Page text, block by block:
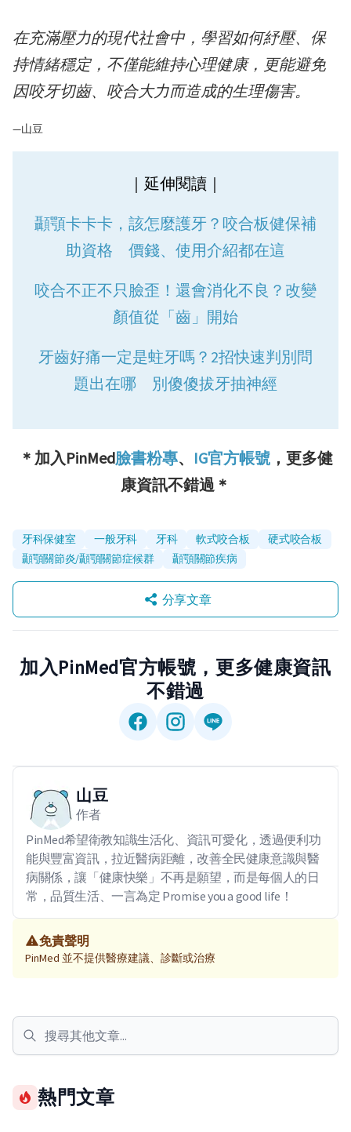
在充滿壓力的現代社會中，學習如何紓壓、保
持情緒穩定，不僅能維持心理健康，更能避免
因咬牙切齒、咬合大力而造成的生理傷害。
—山豆
｜延伸閱讀｜
顳顎卡卡卡，該怎麼護牙？咬合板健保補
助資格 價錢、使用介紹都在這
咬合不正不只臉歪！還會消化不良？改變
顏值從「齒」開始
牙齒好痛一定是蛀牙嗎？2招快速判別問
題出在哪 別傻傻拔牙抽神經
＊加入PinMed臉書粉專、 IG官方帳號，更多健
康資訊不錯過＊
牙科保健室 一般牙科 牙科 軟式咬合板
硬式咬合板
顳顎關節炎/顳顎關節症候群
顳顎關節疾病
分享文章
加入PinMed官方帳號，更多健康資訊
不錯過
山豆
作者
PinMed希望衛教知識生活化、資訊可愛化，透過便利功
能與豐富資訊，拉近醫病距離，改善全民健康意識與醫
病關係，讓「健康快樂」不再是願望，而是每個人的日
常，品質生活、一言為定 Promise you a good life！
免責聲明
PinMed 並不提供醫療建議、診斷或治療
熱門文章